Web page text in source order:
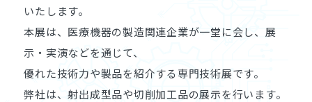
いたします。
本展は、医療機器の製造関連企業が一堂に会し、展
示・実演などを通じて、
優れた技術力や製品を紹介する専門技術展です。
弊社は、射出成型品や切削加工品の展示を行います。